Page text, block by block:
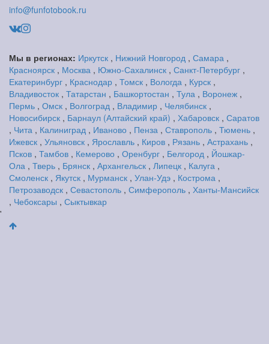
info@funfotobook.ru
Мы в регионах: Иркутск , Нижний Новгород , Самара ,
Красноярск , Москва , Южно-Сахалинск , Санкт-Петербург ,
Екатеринбург , Краснодар , Томск , Вологда , Курск ,
Владивосток , Татарстан , Башкортостан , Тула , Воронеж ,
Пермь , Омск , Волгоград , Владимир , Челябинск ,
Новосибирск , Барнаул (Алтайский край) , Хабаровск , Саратов
, Чита , Калиниград , Иваново , Пенза , Ставрополь , Тюмень ,
Ижевск , Ульяновск , Ярославль , Киров , Рязань , Астрахань ,
Псков , Тамбов , Кемерово , Оренбург , Белгород , Йошкар-
Ола , Тверь , Брянск , Архангельск , Липецк , Калуга ,
Смоленск , Якутск , Мурманск , Улан-Удэ , Кострома ,
Петрозаводск , Севастополь , Симферополь , Ханты-Мансийск
, Чебоксары , Сыктывкар
'